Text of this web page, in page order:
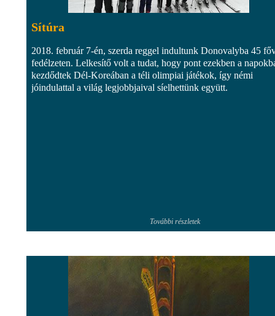
Sítúra
2018. február 7-én, szerda reggel indultunk Donovalyba 45
fedélzeten. Lelkesítő volt a tudat, hogy pont ezekben a
kezdődtek Dél-Koreában a téli olimpiai játékok, így némi
jóindulattal a világ legjobbjaival síelhettünk együtt.
További részletek